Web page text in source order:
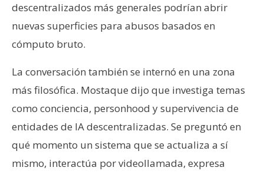
descentralizados más generales podrían abrir
nuevas superficies para abusos basados en
cómputo bruto.
La conversación también se internó en una zona
más filosófica. Mostaque dijo que investiga temas
como conciencia, personhood y supervivencia de
entidades de IA descentralizadas. Se preguntó en
qué momento un sistema que se actualiza a sí
mismo, interactúa por videollamada, expresa